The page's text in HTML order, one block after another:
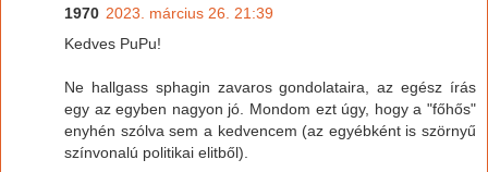
1970 2023. március 26. 21:39
Kedves PuPu!
Ne hallgass sphagin zavaros gondolataira, az egész írás
egy az egyben nagyon jó. Mondom ezt úgy, hogy a "főhős"
enyhén szólva sem a kedvencem (az egyébként is szörnyű
színvonalú politikai elitből).